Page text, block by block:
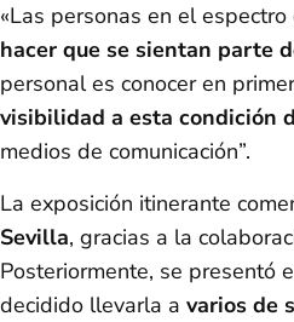
«Las personas en el
hacer que se sientan parte
personal es conocer en
visibilidad a esta condición
medios de comunicación”.
La exposición itinerante
Sevilla, gracias a la
Posteriormente, se presentó
decidido llevarla a varios de